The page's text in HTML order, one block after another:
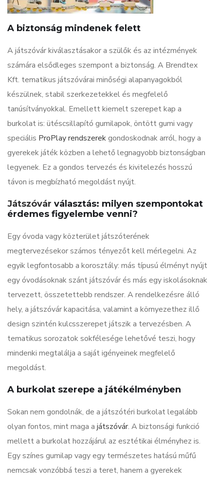
A biztonság mindenek felett
A játszóvár kiválasztásakor a szülők és az intézmények
számára elsődleges szempont a biztonság. A Brendtex
Kft. tematikus játszóvárai minőségi alapanyagokból
készülnek, stabil szerkezetekkel és megfelelő
tanúsítványokkal. Emellett kiemelt szerepet kap a
burkolat is: ütéscsillapító gumilapok, öntött gumi vagy
speciális ProPlay rendszerekgondoskodnak arról, hogy a
gyerekek játék közben a lehető legnagyobb biztonságban
legyenek. Ez a gondos tervezés és kivitelezés hosszú
távon is megbízható megoldást nyújt.
Játszóvár választás: milyen szempontokat
érdemes figyelembe venni?
Egy óvoda vagy közterület játszóterének
megtervezésekor számos tényezőt kell mérlegelni. Az
egyik legfontosabb a korosztály: más típusú élményt nyújt
egy óvodásoknak szánt játszóvár és más egy iskolásoknak
tervezett, összetettebb rendszer. A rendelkezésre álló
hely, a játszóvár kapacitása, valamint a környezethez illő
design szintén kulcsszerepet játszik a tervezésben. A
tematikus sorozatok sokfélesége lehetővé teszi, hogy
mindenki megtalálja a saját igényeinek megfelelő
megoldást.
A burkolat szerepe a játékélményben
Sokan nem gondolnák, de a játszótéri burkolat legalább
olyan fontos, mint maga a játszóvár. A biztonsági funkció
mellett a burkolat hozzájárul az esztétikai élményhez is.
Egy színes gumilap vagy egy természetes hatású műfű
nemcsak vonzóbbá teszi a teret, hanem a gyerekek